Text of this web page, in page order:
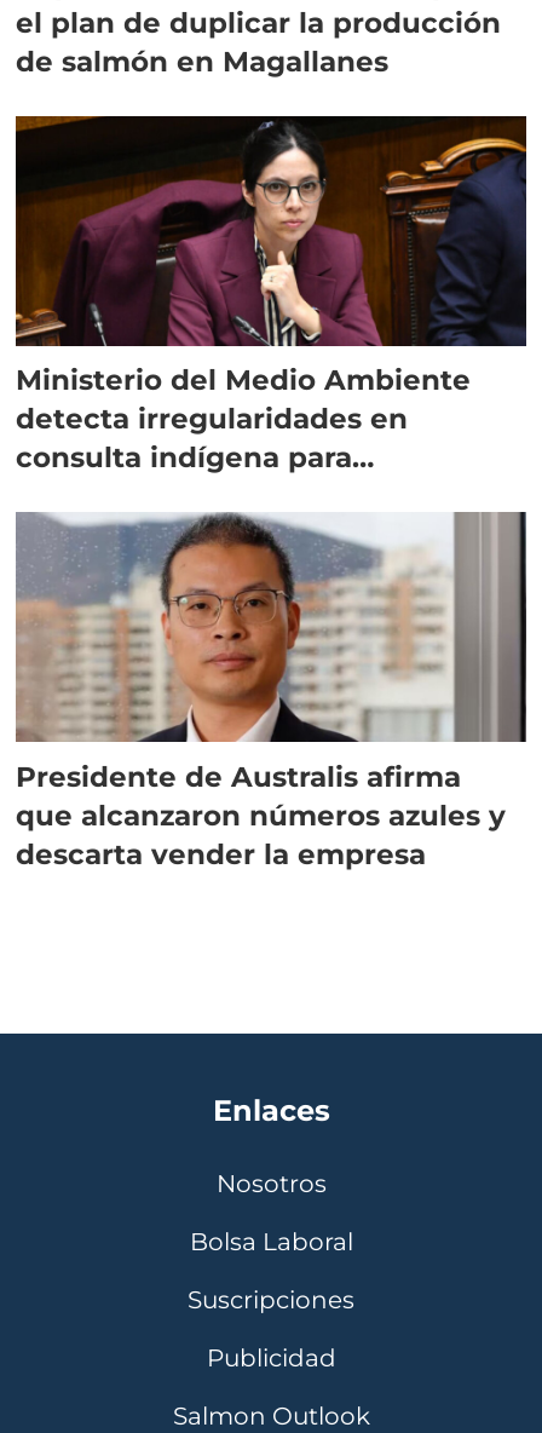
el plan de duplicar la producción
de salmón en Magallanes
Ministerio del Medio Ambiente
detecta irregularidades en
consulta indígena para
Presidente de Australis afirma
que alcanzaron números azules y
descarta vender la empresa
Enlaces
Nosotros
Bolsa Laboral
Suscripciones
Publicidad
Salmon Outlook